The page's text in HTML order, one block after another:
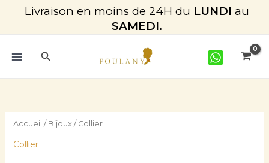
contenu
Livraison en moins de 24H du LUNDI au
SAMEDI.
Rechercher
Accueil / Bijoux / Collier
Collier